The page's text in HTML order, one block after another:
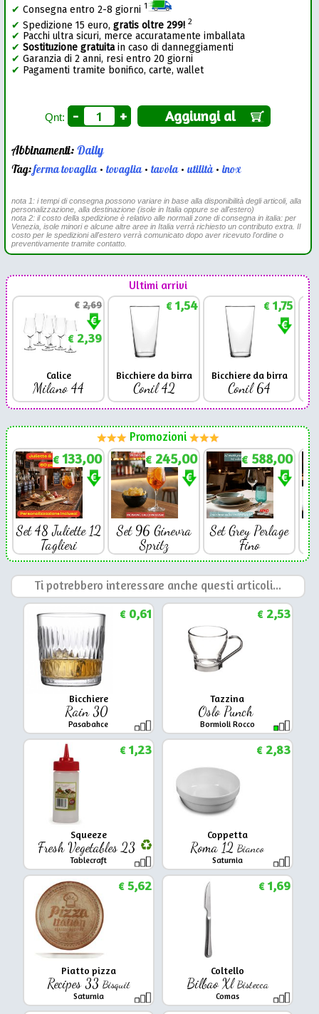
✔ Consegna entro 2-8 giorni 1
✔ Spedizione 15 euro,gratis oltre 299! 2
✔ Pacchi ultra sicuri, merce accuratamente imballata
✔ Sostituzione gratuitain caso di danneggiamenti
✔ Garanzia di 2 anni, resi entro 20 giorni
✔ Pagamenti tramite bonifico, carte, wallet
Qnt: - + Aggiungi al
Abbinamenti:Daily
Tag:ferma tovaglia•tovaglia•tavola•utilità•inox
nota 1: i tempi di consegna possono variare in base alla disponibilità degli articoli, alla
personalizzazione, alla destinazione (isole in Italia oppure se all'estero)
nota 2: il costo della spedizione è relativo alle normali zone di consegna in italia: per
Venezia, isole minori e alcune altre aree in Italia verrà richiesto un contributo extra. Il
costo per le spedizioni all'estero verrà comunicato dopo aver ricevuto l'ordine o
preventivamente tramite contatto.
Ultimi arrivi
€2,69
€2,39
Calice
Milano 44
€1,54
Bicchiere da birra
Conil 42
€1,75
Bicchiere da birra
Conil 64
Promozioni
€ 133,00
Set 48 Juliette 12
Taglieri
€ 245,00
Set 96 Ginevra
Spritz
€ 588,00
Set Grey Perlage
Fino
Ti potrebbero interessare anche questi articoli...
Bicchiere
Rain 30
Pasabahce
€0,61
Tazzina
Oslo Punch
Bormioli Rocco
€2,53
Squeeze
Fresh Vegetables 23
Tablecraft
€1,23
Coppetta
Roma 12Bianco
Saturnia
€2,83
Piatto pizza
Recipes 33 Bisquit
Saturnia
€5,62
Coltello
Bilbao XlBistecca
Comas
€1,69